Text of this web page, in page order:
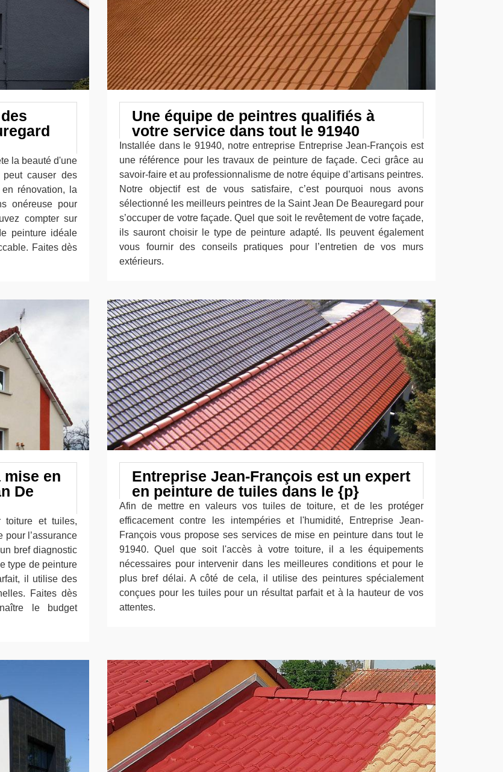
la beauté d'une
causer des
rénovation, la
onéreuse pour
compter sur
peinture idéale
Faites dès
Une équipe de peintres qualifiés à
votre service dans tout le 91940
Installée dans le 91940, notre entreprise Entreprise Jean-François est
une référence pour les travaux de peinture de façade. Ceci grâce au
savoir-faire et au professionnalisme de notre équipe d’artisans peintres.
Notre objectif est de vous satisfaire, c’est pourquoi nous avons
sélectionné les meilleurs peintres de la Saint Jean De Beauregard pour
s’occuper de votre façade. Quel que soit le revêtement de votre façade,
ils sauront choisir le type de peinture adapté. Ils peuvent également
vous fournir des conseils pratiques pour l’entretien de vos murs
extérieurs.
mise en
De
toiture et tuiles,
pour l’assurance
bref diagnostic
type de peinture
il utilise des
Faites dès
le budget
Entreprise Jean-François est un expert
en peinture de tuiles dans le {p}
Afin de mettre en valeurs vos tuiles de toiture, et de les protéger
efficacement contre les intempéries et l'humidité, Entreprise Jean-
François vous propose ses services de mise en peinture dans tout le
91940. Quel que soit l'accès à votre toiture, il a les équipements
nécessaires pour intervenir dans les meilleures conditions et pour le
plus bref délai. A côté de cela, il utilise des peintures spécialement
conçues pour les tuiles pour un résultat parfait et à la hauteur de vos
attentes.